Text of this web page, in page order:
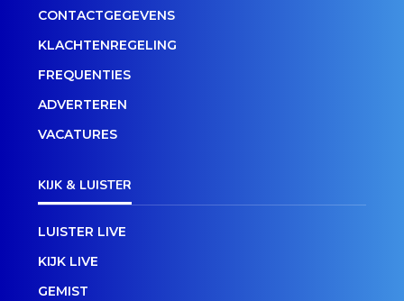
CONTACTGEGEVENS
KLACHTENREGELING
FREQUENTIES
ADVERTEREN
VACATURES
KIJK & LUISTER
LUISTER LIVE
KIJK LIVE
GEMIST